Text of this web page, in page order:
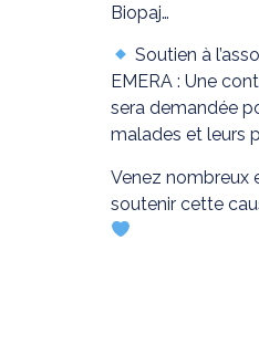
Biopaj…
Soutien à
EMERA : Une
sera demandée
malades et leurs
Venez nombreux
soutenir cette